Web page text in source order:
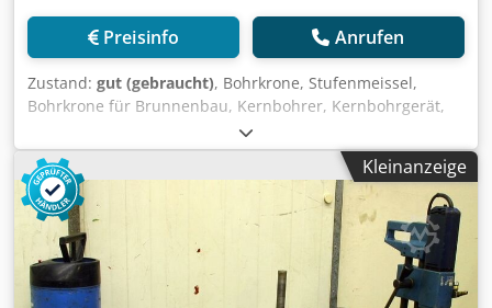
Preisinfo Anrufen
Zustand: gut (gebraucht), Bohrkrone, Stufenmeissel,
Bohrkrone für Brunnenbau, Kernbohrer, Kernbohrgerät,
Diamantbohrkrone, Bohrkrone für Brunnenbohrgerät
Chsdpfx Agovmyrujlja -Bohrkrone: 3 Stück Bohraufnahme
plus 1 Stück Velängerungsadapter -Maße: siehe Fotos -
Abgabe/Preis: komplett -Transportabmessung:
250/250/H280 mm -Gewicht: 27,3 kg
Kleinanzeige